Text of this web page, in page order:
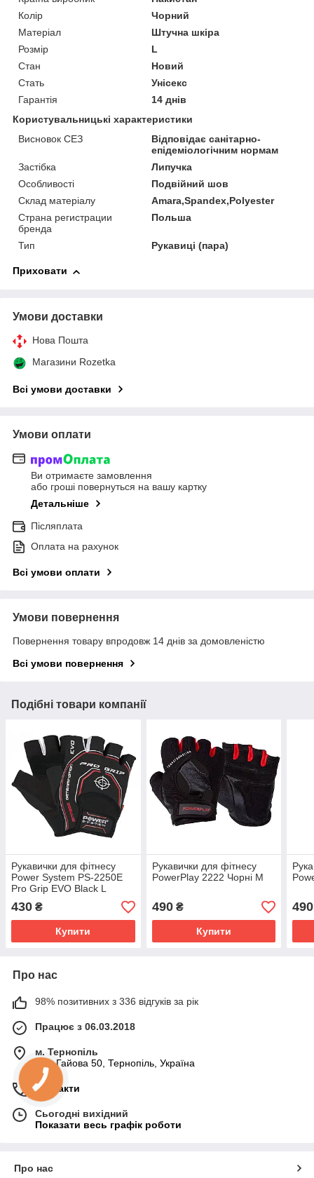
Колір
Чорний
Матеріал
Штучна шкіра
Розмір
L
Стан
Новий
Стать
Унісекс
Гарантія
14 днів
Користувальницькі характеристики
Висновок СЕЗ
Відповідає санітарно-
епідеміологічним нормам
Застібка
Липучка
Особливості
Подвійний шов
Склад матеріалу
Amara,Spandex,Polyester
Страна регистрации
бренда
Польша
Тип Рукавиці (пара)
Приховати
Умови доставки
Нова Пошта
Магазини Rozetka
Всі умови доставки
Умови оплати
Ви отримаєте замовлення
або гроші повернуться на вашу картку
Детальніше
Післяплата
Оплата на рахунок
Всі умови оплати
Умови повернення
Повернення товару впродовж 14 днів за домовленістю
Всі умови повернення
Подібні товари компанії
Рукавички для фітнесу
Power System PS-2250E
Pro Grip EVO Black L
430 ₴
Купити
Рукавички для фітнесу
PowerPlay 2222 Чорні M
490₴
Купити
490
Про нас
98% позитивних з 336 відгуків за рік
Працює з 06.03.2018
м. Тернопіль
вул. Гайова 50, Тернопіль, Україна
Контакти
Сьогодні вихідний
Показати весь графік роботи
Про нас